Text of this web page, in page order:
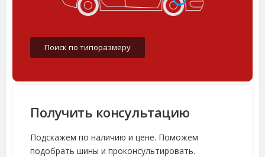
Поиск по типоразмеру
Получить консультацию
Подскажем по наличию и цене. Поможем
подобрать шины и проконсультировать.